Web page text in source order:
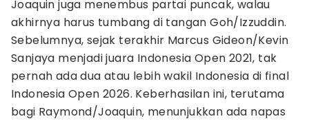
Joaquin juga menembus partai puncak, walau
akhirnya harus tumbang di tangan Goh/Izzuddin.
Sebelumnya, sejak terakhir Marcus Gideon/Kevin
Sanjaya menjadi juara Indonesia Open 2021, tak
pernah ada dua atau lebih wakil Indonesia di final
Indonesia Open 2026. Keberhasilan ini, terutama
bagi Raymond/Joaquin, menunjukkan ada napas